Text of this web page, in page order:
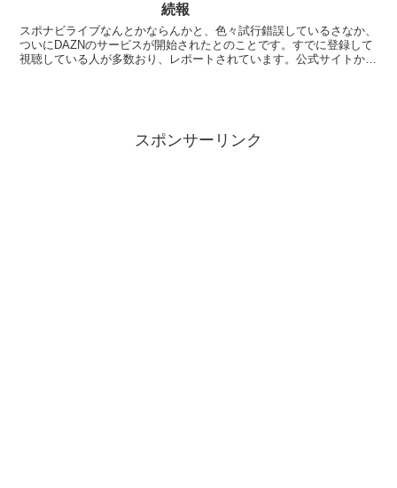
続報
スポナビライブなんとかならんかと、色々試行錯誤しているさなか、
ついにDAZNのサービスが開始されたとのことです。すでに登録して
視聴している人が多数おり、レポートされています。公式サイトから
スポンサーリンク